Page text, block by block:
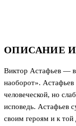
ОПИСАНИЕ
Виктор Астафьев —
наоборот». Астафьев
человеческой, но
исповедь. Астафьев
своим героям и к той